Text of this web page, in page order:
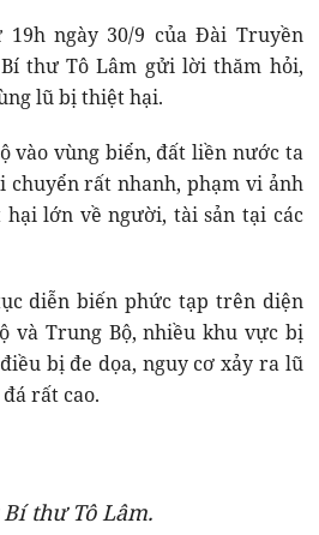
ngày 30/9 của Đài Truyền
thư Tô Lâm gửi lời thăm hỏi,
lũ bị thiệt hại.
vào vùng biển, đất liền nước ta
chuyển rất nhanh, phạm vi ảnh
lớn về người, tài sản tại các
diễn biến phức tạp trên diện
và Trung Bộ, nhiều khu vực bị
bị đe dọa, nguy cơ xảy ra lũ
rất cao.
Bí thư Tô Lâm.